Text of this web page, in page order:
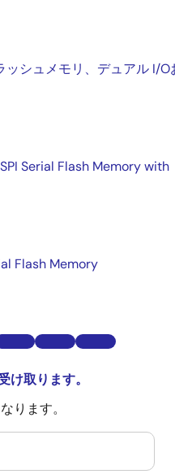
ッシュメモリ、デュアル I/O
Serial Flash Memory with
Flash Memory
け取ります。
ります。